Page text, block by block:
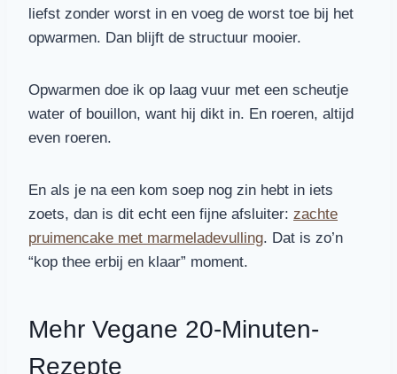
liefst zonder worst in en voeg de worst toe bij het
opwarmen. Dan blijft de structuur mooier.
Opwarmen doe ik op laag vuur met een scheutje
water of bouillon, want hij dikt in. En roeren, altijd
even roeren.
En als je na een kom soep nog zin hebt in iets
zoets, dan is dit echt een fijne afsluiter: zachte
pruimencake met marmeladevulling. Dat is zo’n
“kop thee erbij en klaar” moment.
Mehr Vegane 20-Minuten-
Rezepte